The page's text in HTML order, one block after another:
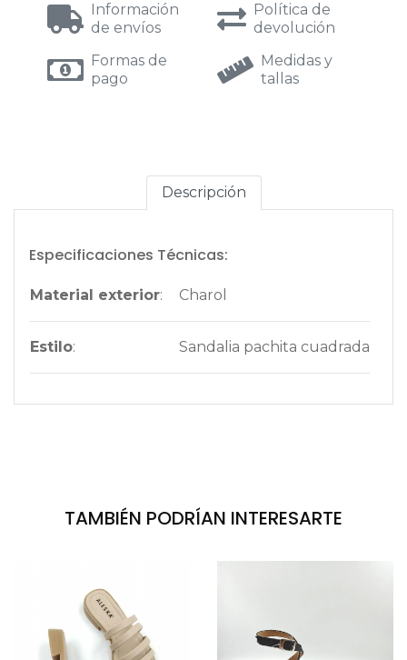
Información
de envíos
Política de
devolución
Formas de
pago
Medidas y
tallas
Descripción
Especificaciones Técnicas:
Material exterior: Charol
Estilo: Sandalia pachita cuadrada
TAMBIÉN PODRÍAN INTERESARTE